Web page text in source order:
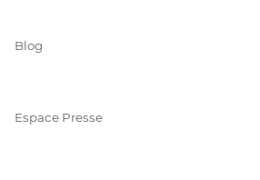
Blog
Espace Presse